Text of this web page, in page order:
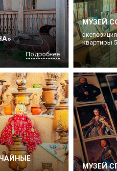
Подробнее
МУЗЕЙ
квартиры
МУЗЕЙ